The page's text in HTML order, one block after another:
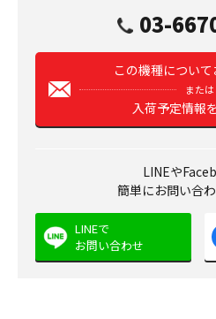
03-
この機種につい
または
入荷予定情報
LINEや
簡単にお問い合
LINEで
お問い合わせ